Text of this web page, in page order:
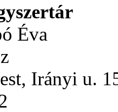
Éva
Irányi u.